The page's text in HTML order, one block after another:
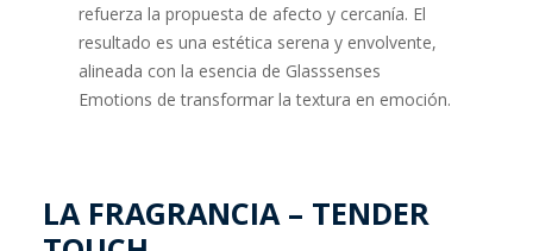
refuerza la propuesta de afecto y cercanía. El
resultado es una estética serena y envolvente,
alineada con la esencia de Glasssenses
Emotions de transformar la textura en emoción.
LA FRAGRANCIA – TENDER